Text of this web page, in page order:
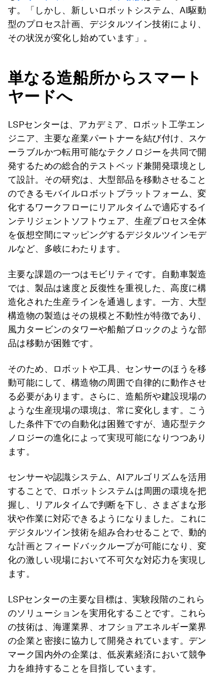
す。「しかし、新しいロボットシステム、AI駆動
型のプロセス計画、デジタルツイン技術により、
その状況が変化し始めています」。
単なる造船所からスマート
ヤードへ
LSPセンターは、アカデミア、ロボット工学エン
ジニア、主要な産業パートナーを結び付け、スケ
ーラブルかつ転用可能なテクノロジーを共同で開
発するための総合的テストベッド兼開発環境とし
て設計。その研究は、大型部品を移動させること
のできるモバイルロボットプラットフォーム、変
化するワークフローにリアルタイムで適応するイ
ンテリジェントソフトウェア、生産プロセス全体
を仮想空間にマッピングするデジタルツインモデ
ルなど、多岐にわたります。
主要な課題の一つはモビリティです。自動車製造
では、製品は速度と反復性を重視した、高度に構
造化された生産ラインを通過します。一方、大型
構造物の製造はその規模と不動性が特徴であり、
風力タービンのタワーや船舶ブロックのような部
品は移動が困難です。
そのため、ロボットや工具、センサーのほうを移
動可能にして、構造物の周囲で自律的に動作させ
る必要があります。さらに、造船所や建設現場の
ような生産現場の環境は、常に変化します。こう
した条件下での自動化は困難ですが、適応型テク
ノロジーの進化によって実現可能になりつつあり
ます。
センサーや認識システム、AIアルゴリズムを活用
することで、ロボットシステムは周囲の環境を把
握し、リアルタイムで判断を下し、さまざまな形
状や作業に対応できるようになりました。これに
デジタルツイン技術を組み合わせることで、動的
な計画とフィードバックループが可能になり、変
化の激しい現場において不可欠な対応力を実現し
ます。
LSPセンターの主要な目標は、実験段階のこれら
のソリューションを実用化することです。これら
の技術は、海運業界、オフショアエネルギー業界
の企業と密接に協力して開発されています。デン
マーク国内外の企業は、低炭素経済において競争
力を維持することを目指しています。